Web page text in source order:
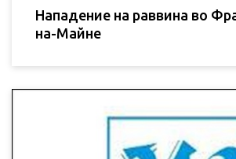
Нападение на раввина во
на-Майне